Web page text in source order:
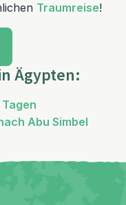
Traumreise!
Ägypten:
Abu Simbel